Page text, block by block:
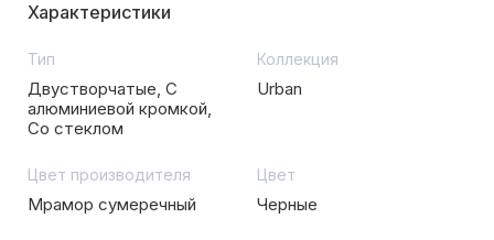
Характеристики
Тип
Двустворчатые, С
алюминиевой кромкой,
Со стеклом
Коллекция
Urban
Цвет производителя
Мрамор сумеречный
Цвет
Черные